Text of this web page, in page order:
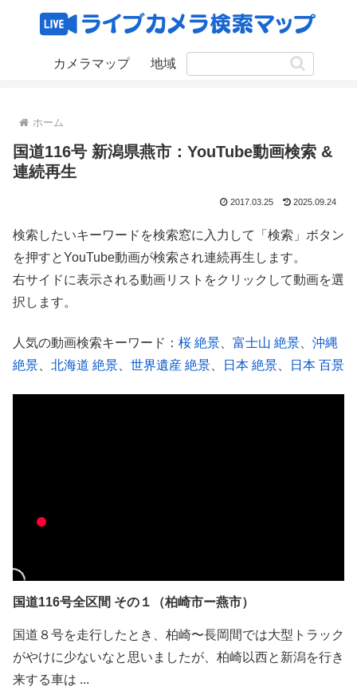
カメラマップ 地域
ホーム
国道116号 新潟県燕市：YouTube動画検索 &
連続再生
2017.03.25 2025.09.24
検索したいキーワードを検索窓に入力して「検索」ボタン
を押すとYouTube動画が検索され連続再生します。
右サイドに表示される動画リストをクリックして動画を選
択します。
人気の動画検索キーワード： 桜 絶景 富士山 絶景
沖縄
絶景
北海道 絶景 世界遺産 絶景 日本 絶景 日本 百景
国道116号全区間 その１（柏崎市ー燕市）
国道８号を走行したとき、柏崎〜長岡間では大型トラック
がやけに少ないなと思いましたが、柏崎以西と新潟を行き
来する車は ...